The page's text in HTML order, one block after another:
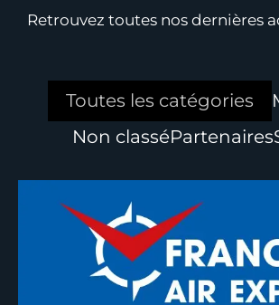
Retrouvez toutes nos dernières
Toutes les catégories
Non classéPartenaires